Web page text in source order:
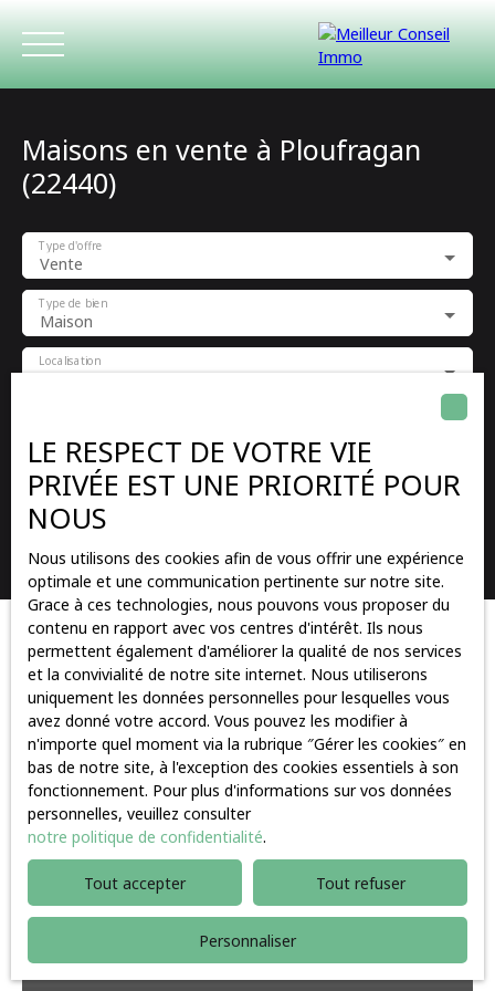
ACCUEIL
Maisons en vente à Ploufragan
(22440)
Vente
Type d'offre
Maison
Type de bien
Ploufragan (22440)
Localisation
Surface min (m²)
Pertinence
Trier par Créer une alerte
228 500€
Baisse de prix
LE RESPECT DE VOTRE VIE
PRIVÉE EST UNE PRIORITÉ POUR
NOUS
Nous utilisons des cookies afin de vous offrir une expérience
optimale et une communication pertinente sur notre site.
Grace à ces technologies, nous pouvons vous proposer du
contenu en rapport avec vos centres d'intérêt. Ils nous
permettent également d'améliorer la qualité de nos services
et la convivialité de notre site internet. Nous utiliserons
uniquement les données personnelles pour lesquelles vous
avez donné votre accord. Vous pouvez les modifier à
n'importe quel moment via la rubrique ″Gérer les cookies″ en
bas de notre site, à l'exception des cookies essentiels à son
fonctionnement. Pour plus d'informations sur vos données
personnelles, veuillez consulter
notre politique de confidentialité.
Tout accepter Tout refuser
Personnaliser